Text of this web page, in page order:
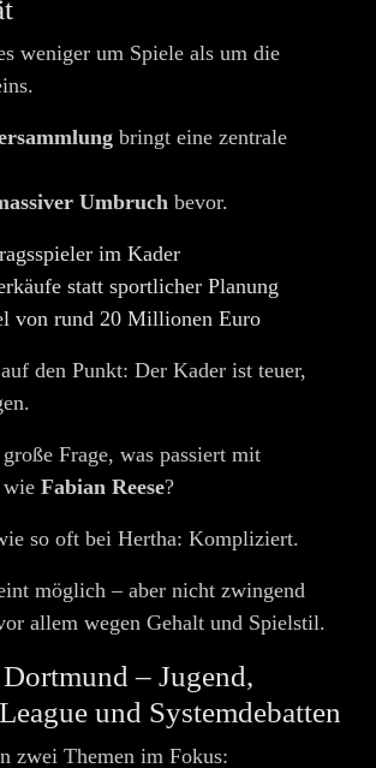
weniger um Spiele als um die
bringt eine zentrale
Umbruch bevor.
im Kader
statt sportlicher Planung
von rund 20 Millionen Euro
den Punkt: Der Kader ist teuer,
Frage, was passiert mit
wie Fabian Reese?
so oft bei Hertha: Kompliziert.
möglich – aber nicht zwingend
allem wegen Gehalt und Spielstil.
– Jugend,
und Systemdebatten
zwei Themen im Fokus: